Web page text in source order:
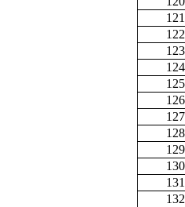
121
122
123
124
125
126
127
128
129
130
131
132